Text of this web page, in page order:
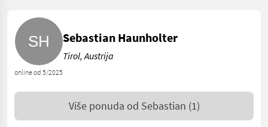
online od 5/2025
Sebastian Haunholter
Tirol, Austrija
Više ponuda od Sebastian (1)